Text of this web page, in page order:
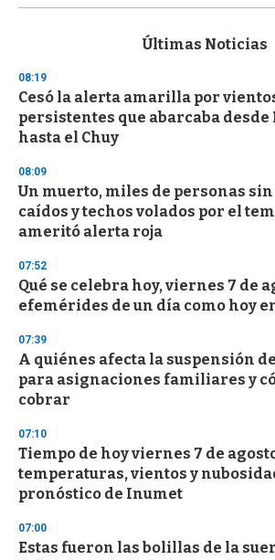
s
d
s
o
f
3
s
e
c
o
n
Últimas Noticias
08:19
Cesó la alerta amarilla por
persistentes que abarcaba
hasta el Chuy
08:09
Un muerto, miles de personas
caídos y techos volados por el
ameritó alerta roja
07:52
Qué se celebra hoy, viernes 7 de
efemérides de un día como hoy
07:39
A quiénes afecta la suspensión de
para asignaciones familiares y
cobrar
07:10
Tiempo de hoy viernes 7 de
temperaturas, vientos y
pronóstico de Inumet
07:00
Estas fueron las bolillas de la